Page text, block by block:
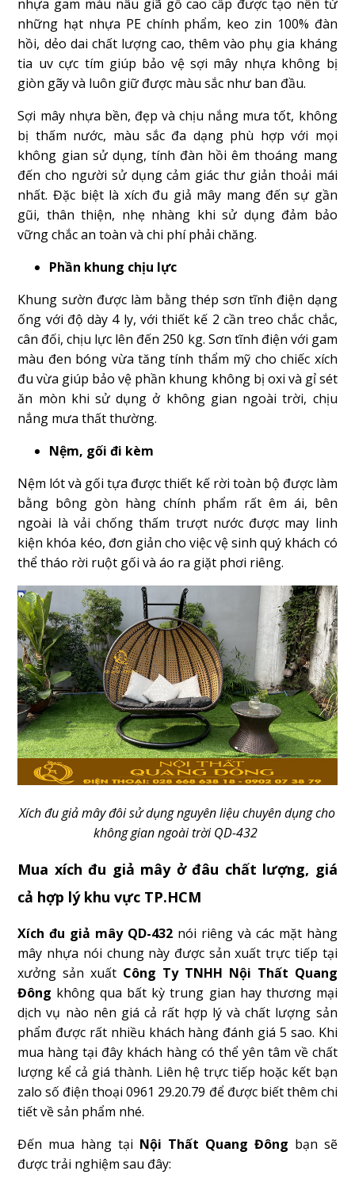
nhựa gam màu nâu giã gỗ cao cấp được tạo nên từ
những hạt nhựa PE chính phẩm, keo zin 100% đàn
hồi, dẻo dai chất lượng cao, thêm vào phụ gia kháng
tia uv cực tím giúp bảo vệ sợi mây nhựa không bị
giòn gãy và luôn giữ được màu sắc như ban đầu.
Sợi mây nhựa bền, đẹp và chịu nắng mưa tốt, không
bị thấm nước, màu sắc đa dạng phù hợp với mọi
không gian sử dụng, tính đàn hồi êm thoáng mang
đến cho người sử dụng cảm giác thư giản thoải mái
nhất. Đặc biệt là xích đu giả mây mang đến sự gần
gũi, thân thiện, nhẹ nhàng khi sử dụng đảm bảo
vững chắc an toàn và chi phí phải chăng.
Phần khung chịu lực
Khung sườn được làm bằng thép sơn tĩnh điện dạng
ống với độ dày 4 ly, với thiết kế 2 cần treo chắc chắc,
cân đối, chịu lực lên đến 250 kg. Sơn tĩnh điện với gam
màu đen bóng vừa tăng tính thẩm mỹ cho chiếc xích
đu vừa giúp bảo vệ phần khung không bị oxi và gỉ sét
ăn mòn khi sử dụng ở không gian ngoài trời, chịu
nắng mưa thất thường.
Nệm, gối đi kèm
Nệm lót và gối tựa được thiết kế rời toàn bộ được làm
bằng bông gòn hàng chính phẩm rất êm ái, bên
ngoài là vải chống thấm trượt nước được may linh
kiện khóa kéo, đơn giản cho việc vệ sinh quý khách có
thể tháo rời ruột gối và áo ra giặt phơi riêng.
Xích đu giả mây đôi sử dụng nguyên liệu chuyên dụng cho
không gian ngoài trời QD-432
Mua xích đu giả mây ở đâu chất lượng, giá
cả hợp lý khu vực TP.HCM
Xích đu giả mây QD-432 nói riêng và các mặt hàng
mây nhựa nói chung này được sản xuất trực tiếp tại
xưởng sản xuất Công Ty TNHH Nội Thất Quang
Đông không qua bất kỳ trung gian hay thương mại
dịch vụ nào nên giá cả rất hợp lý và chất lượng sản
phẩm được rất nhiều khách hàng đánh giá 5 sao. Khi
mua hàng tại đây khách hàng có thể yên tâm về chất
lượng kể cả giá thành. Liên hệ trực tiếp hoặc kết bạn
zalo số điện thoại 0961 29.20.79 để được biết thêm chi
tiết về sản phẩm nhé.
Đến mua hàng tại Nội Thất Quang Đông bạn sẽ
được trải nghiệm sau đây: